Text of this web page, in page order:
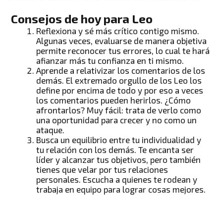
Consejos de hoy para Leo
Reflexiona y sé más crítico contigo mismo.
Algunas veces, evaluarse de manera objetiva
permite reconocer tus errores, lo cual te hará
afianzar más tu confianza en ti mismo.
Aprende a relativizar los comentarios de los
demás. El extremado orgullo de los Leo los
define por encima de todo y por eso a veces
los comentarios pueden herirlos. ¿Cómo
afrontarlos? Muy fácil: trata de verlo como
una oportunidad para crecer y no como un
ataque.
Busca un equilibrio entre tu individualidad y
tu relación con los demás. Te encanta ser
líder y alcanzar tus objetivos, pero también
tienes que velar por tus relaciones
personales. Escucha a quienes te rodean y
trabaja en equipo para lograr cosas mejores.